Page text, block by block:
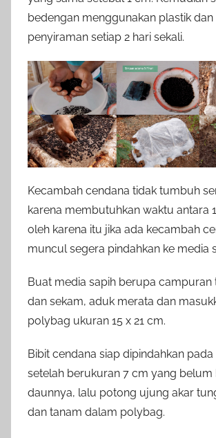
bedengan menggunakan plastik dan
penyiraman setiap 2 hari sekali.
Kecambah cendana tidak tumbuh
karena membutuhkan waktu antara
oleh karena itu jika ada kecambah
muncul segera pindahkan ke media
Buat media sapih berupa campuran
dan sekam, aduk merata dan
polybag ukuran 15 x 21 cm.
Bibit cendana siap dipindahkan
setelah berukuran 7 cm yang belum
daunnya, lalu potong ujung akar
dan tanam dalam polybag.